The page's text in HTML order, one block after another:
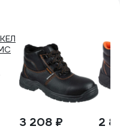
3 208 ₽ 2